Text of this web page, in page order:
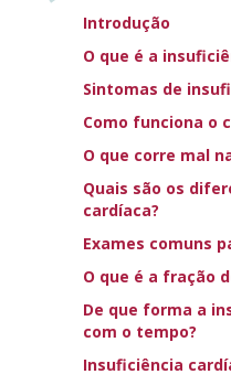
Introdução
O que é a
Sintomas de
Como funciona o
O que corre mal
Quais são os
cardíaca?
Exames comuns
O que é a fração
De que forma a
com o tempo?
Insuficiência
APNEIA
SONO
Increase text size
Email this page
O termo apneia significa
durante um curto período.
cardíaca sofrem,
sono durante a noite, que
de dispneia paroxística,
falta de ar súbita quando